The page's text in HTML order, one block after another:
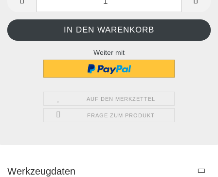
Weiter mit
AUF DEN MERKZETTEL
FRAGE ZUM PRODUKT
Werkzeugdaten